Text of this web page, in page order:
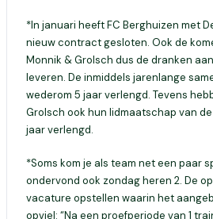
*In januari heeft FC Berghuizen met
nieuw contract gesloten. Ook de
Monnik & Grolsch dus de dranken
leveren. De inmiddels jarenlange
wederom 5 jaar verlengd. Tevens
Grolsch ook hun lidmaatschap van
jaar verlengd.
*Soms kom je als team net een paar
ondervond ook zondag heren 2. De
vacature opstellen waarin het
opviel: “Na een proefperiode van 1